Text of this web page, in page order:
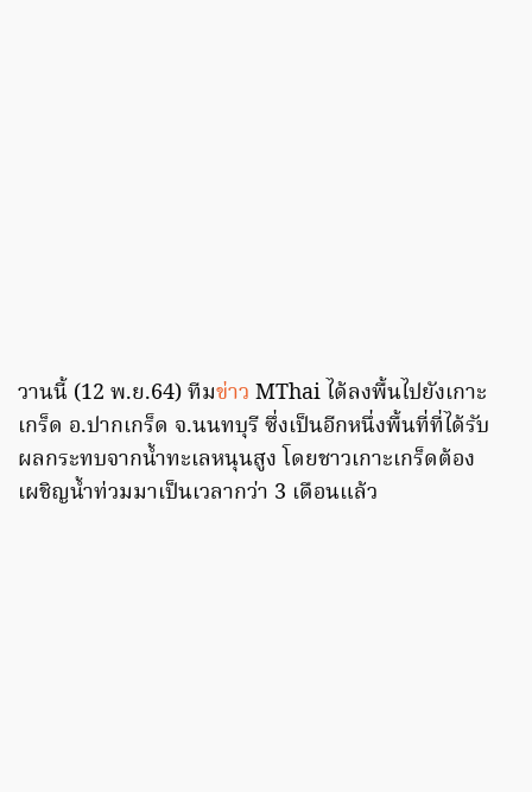
วานนี้ (12 พ.ย.64) ทีมข่าว MThai ได้ลงพื้นไปยังเกาะ
เกร็ด อ.ปากเกร็ด จ.นนทบุรี ซึ่งเป็นอีกหนึ่งพื้นที่ที่ได้รับ
ผลกระทบจากน้ำทะเลหนุนสูง โดยชาวเกาะเกร็ดต้อง
เผชิญน้ำท่วมมาเป็นเวลากว่า 3 เดือนแล้ว